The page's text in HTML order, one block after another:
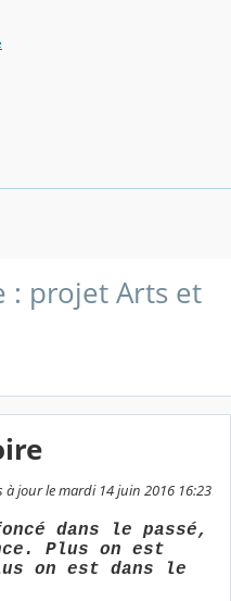
: projet Arts et
à jour le mardi 14 juin 2016 16:23
dans le passé,
Plus on est
on est dans le